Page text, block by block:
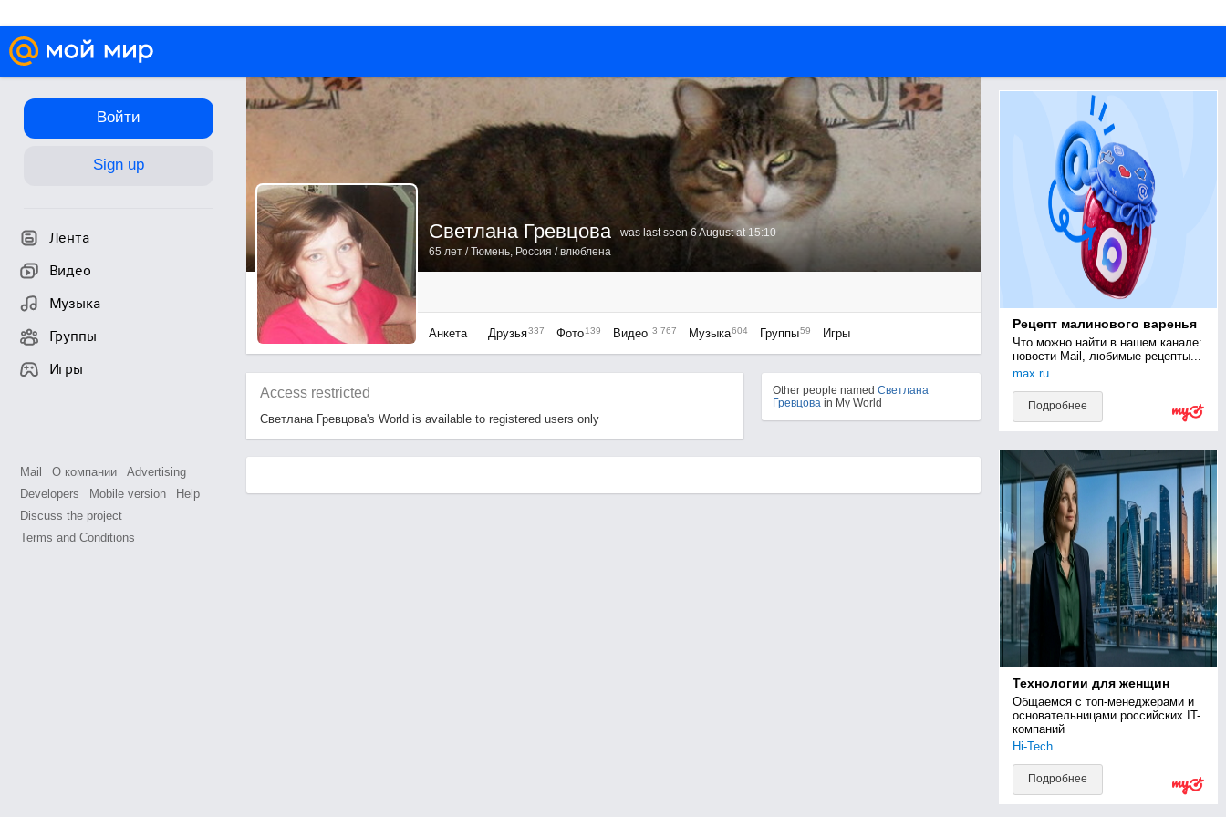
Войти
Sign up
Лента
Видео
Музыка
Группы
Игры
Mail О компании
Advertising
Developers
Mobile version
Help
Discuss the project
Terms and Conditions
Светлана Гревцова
was last seen 6 August at 15:10
65 лет/Тюмень, Россия / влюблена
Анкета Друзья337 Фото 139 Видео 3 767 Музыка604 Группы59 Игры
Access restricted
Светлана Гревцова's World is available to registered users only
Рецепт малинового варенья
Что можно найти в нашем канале:
новости Mail, любимые рецепты...
max.ru
Подробнее
Технологии для женщин
Общаемся с топ-менеджерами и
основательницами российских IT-
компаний
Hi-Tech
Подробнее
Other people named Светлана
Гревцоваin My World